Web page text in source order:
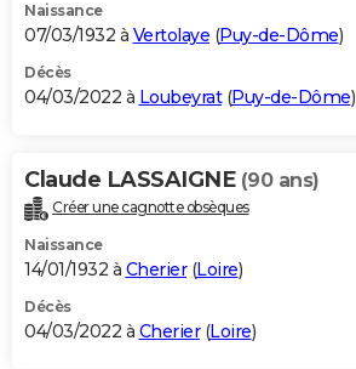
Naissance
07/03/1932 à Vertolaye (Puy-de-Dôme)
Décès
04/03/2022 à Loubeyrat(Puy-de-Dôme)
Claude LASSAIGNE (90 ans)
Créer une cagnotte obsèques
Naissance
14/01/1932 à Cherier(Loire)
Décès
04/03/2022 à Cherier(Loire)